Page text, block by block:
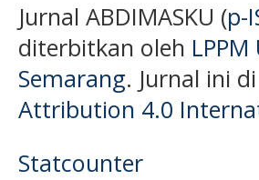
Jurnal ABDIMASKU (p-
diterbitkan oleh
Semarang. Jurnal ini
Attribution 4.0
Statcounter